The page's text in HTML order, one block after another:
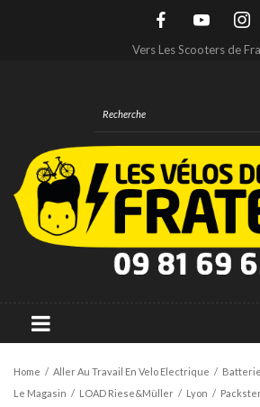
Vers Les Scooters de
Home / Aller Au Travail En Velo Electrique /
Le Magasin / LOAD Riese&Müller / Lyon /